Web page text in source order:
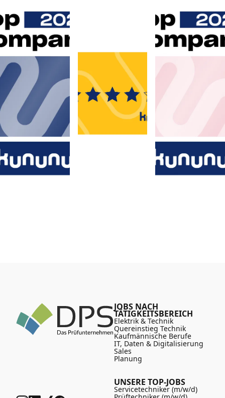
JOBS NACH
TÄTIGKEITSBEREICH
Elektrik & Technik
Quereinstieg Technik
Kaufmännische Berufe
IT, Daten & Digitalisierung
Sales
Planung
UNSERE TOP-JOBS
Servicetechniker (m/w/d)